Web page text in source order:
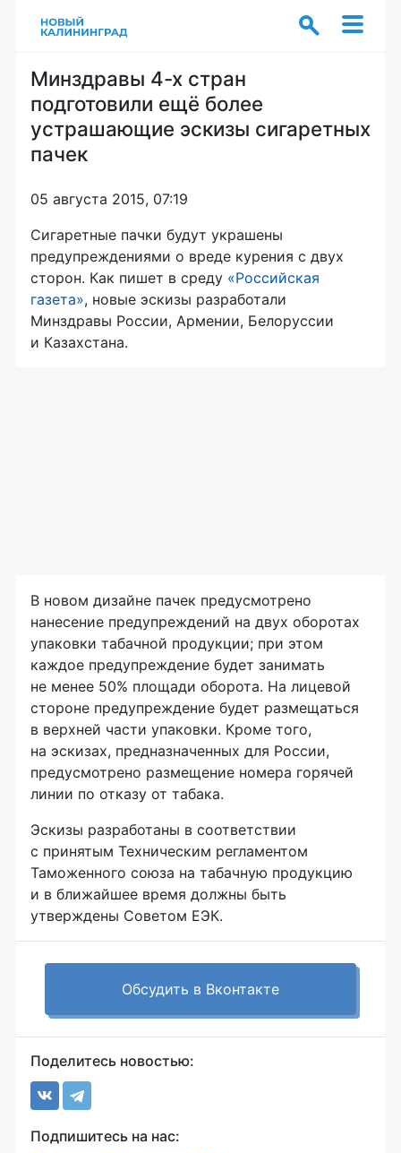
Минздравы 4-х стран
подготовили ещё более
устрашающие эскизы сигаретных
пачек
05 августа 2015, 07:19
Сигаретные пачки будут украшены
предупреждениями о вреде курения с двух
сторон. Как пишет в среду «Российская
газета», новые эскизы разработали
Минздравы России, Армении, Белоруссии
и Казахстана.
В новом дизайне пачек предусмотрено
нанесение предупреждений на двух оборотах
упаковки табачной продукции; при этом
каждое предупреждение будет занимать
не менее 50% площади оборота. На лицевой
стороне предупреждение будет размещаться
в верхней части упаковки. Кроме того,
на эскизах, предназначенных для России,
предусмотрено размещение номера горячей
линии по отказу от табака.
Эскизы разработаны в соответствии
с принятым Техническим регламентом
Таможенного союза на табачную продукцию
и в ближайшее время должны быть
утверждены Советом ЕЭК.
Обсудить в Вконтакте
Поделитесь новостью:
Подпишитесь на нас: